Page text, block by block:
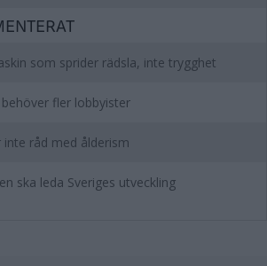
som sprider rädsla, inte trygghet
fler lobbyister
inte råd med ålderism
ska leda Sveriges utveckling